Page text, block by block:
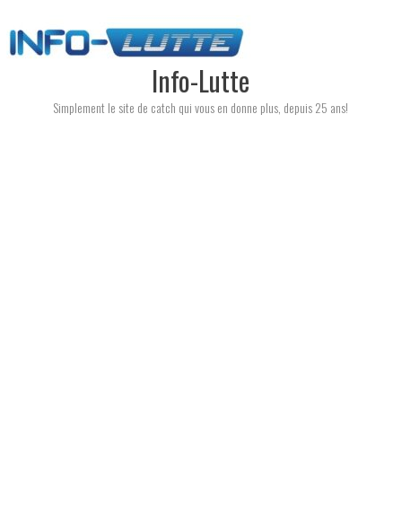
to
content
Info-Lutte
Simplement le site de catch qui vous en donne plus, depuis 25 ans!